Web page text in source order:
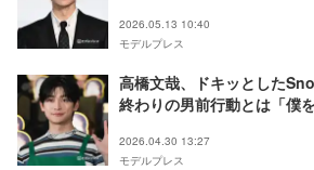
2026.05.13 10:40
モデルプレス
高橋文哉、ドキッとした
終わりの男前行動とは「僕
2026.04.30 13:27
モデルプレス